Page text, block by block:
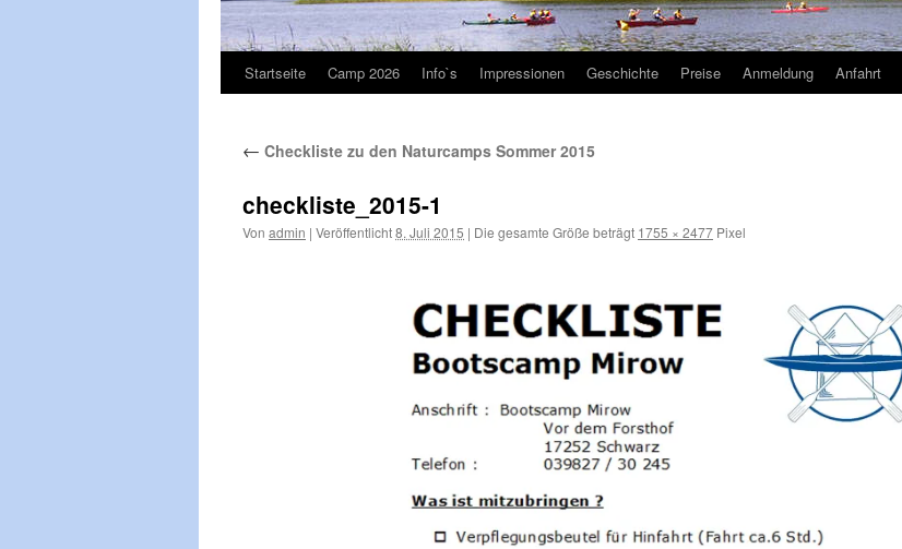
Startseite Camp 2026 Info`s Impressionen Geschichte Preise Anmeldung Anfahrt
← Checkliste zu den Naturcamps Sommer 2015
checkliste_2015-1
Von admin | Veröffentlicht8. Juli 2015 | Die gesamte Größe beträgt 1755 × 2477 Pixel